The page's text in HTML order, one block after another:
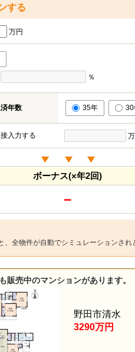
する
万円
％
年数 35年 30
入力する
ボーナス(×年2回)
－
、全物件が自動でシミュレーションさ
販売中のマンションがあります。
野田市清水
3290万円